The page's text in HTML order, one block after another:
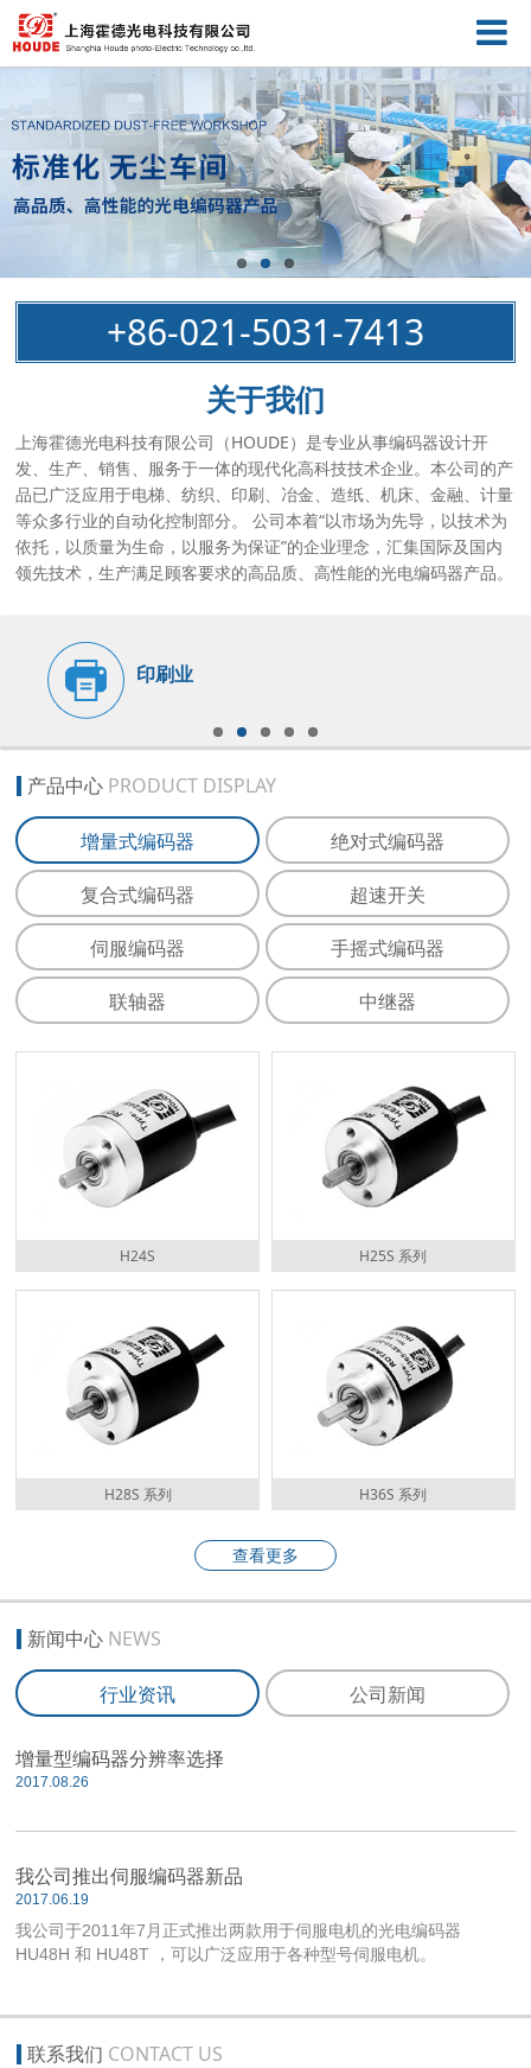
+86-021-5031-7413
关于我们
上海霍德光电科技有限公司（HOUDE）是专业从事编码器设计开
发、生产、销售、服务于一体的现代化高科技技术企业。本公司的产
品已广泛应用于电梯、纺织、印刷、冶金、造纸、机床、金融、计量
等众多行业的自动化控制部分。 公司本着“以市场为先导，以技术为
依托，以质量为生命，以服务为保证”的企业理念，汇集国际及国内
领先技术，生产满足顾客要求的高品质、高性能的光电编码器产品。
印刷业
产品中心 PRODUCT DISPLAY
增量式编码器 绝对式编码器
复合式编码器 超速开关
伺服编码器 手摇式编码器
联轴器 中继器
H24S H25S 系列
H28S 系列 H36S 系列
查看更多
新闻中心 NEWS
行业资讯 公司新闻
增量型编码器分辨率选择
2017.08.26
我公司推出伺服编码器新品
2017.06.19
我公司于2011年7月正式推出两款用于伺服电机的光电编码器
HU48H 和 HU48T ，可以广泛应用于各种型号伺服电机。
联系我们 CONTACT US